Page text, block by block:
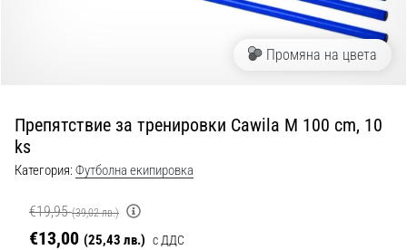
Nike,
adidas
и
Бъди
Промяна на цвета
Препятствие за тренировки Cawila M 100 cm, 10
ks
Категория:Футболна екипировка
€19,95 (39,02 лв.)
€13,00 (25,43 лв.) с ДДС